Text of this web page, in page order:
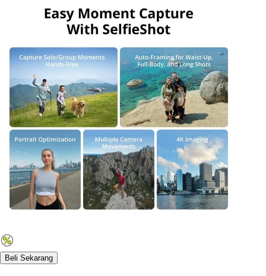
Beli Sekarang